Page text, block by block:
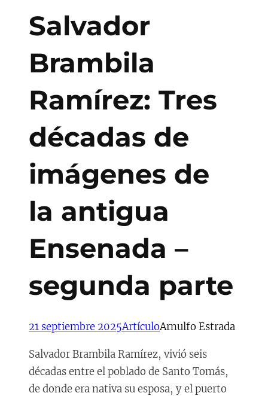
Salvador
Brambila
Ramírez: Tres
décadas de
imágenes de
la antigua
Ensenada –
segunda parte
21 septiembre 2025ArtículoArnulfo Estrada
Salvador Brambila Ramírez, vivió seis
décadas entre el poblado de Santo Tomás,
de donde era nativa su esposa, y el puerto